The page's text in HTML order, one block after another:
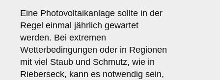
Eine Photovoltaikanlage sollte in der
Regel einmal jährlich gewartet
werden. Bei extremen
Wetterbedingungen oder in Regionen
mit viel Staub und Schmutz, wie in
Rieberseck, kann es notwendig sein,